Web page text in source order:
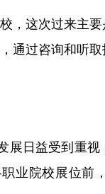
这次过来主要
通过咨询和听
日益受到重视
业院校展位前